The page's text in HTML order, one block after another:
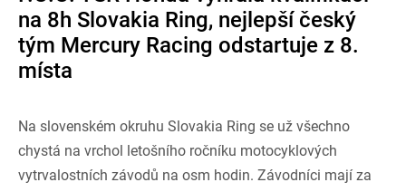
na 8h Slovakia Ring, nejlepší český
tým Mercury Racing odstartuje z 8.
místa
Na slovenském okruhu Slovakia Ring se už všechno
chystá na vrchol letošního ročníku motocyklových
vytrvalostních závodů na osm hodin. Závodníci mají za